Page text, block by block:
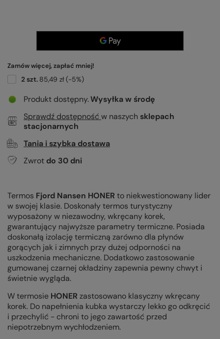
Zamów więcej, zapłać mniej!
2szt. 85,49 zł(-5%)
Produkt dostępny Wysyłkaw środę
Sprawdź dostępność w naszych sklepach
stacjonarnych
Tania i szybka dostawa
Zwrot do 30 dni
Termos Fjord Nansen HONER to niekwestionowany lider
w swojej klasie. Doskonały termos turystyczny
wyposażony w niezawodny, wkręcany korek,
gwarantujący najwyższe parametry termiczne. Posiada
doskonałą izolację termiczną zarówno dla płynów
gorących jak i zimnych przy dużej odporności na
uszkodzenia mechaniczne. Dodatkowo zastosowanie
gumowanej czarnej okładziny zapewnia pewny chwyt i
świetnie wygląda.
W termosie HONER zastosowano klasyczny wkręcany
korek. Do napełnienia kubka wystarczy lekko go odkręcić
i przechylić - chroni to jego zawartość przed
niepotrzebnym wychłodzeniem.